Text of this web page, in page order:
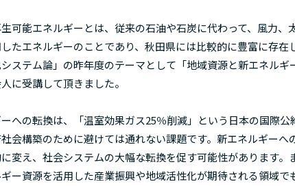
可能エネルギーとは、従来の石油や石炭に代わって、風力、
たエネルギーのことであり、秋田県には比較的に豊富に存在
ステム論」の昨年度のテーマとして「地域資源と新エネルギ
に受講して頂きました。
への転換は、「温室効果ガス25％削減」という日本の国際公
会構築のために避けては通れない課題です。新エネルギーへ
変え、社会システムの大幅な転換を促す可能性があります。
ー資源を活用した産業振興や地域活性化が期待される領域で